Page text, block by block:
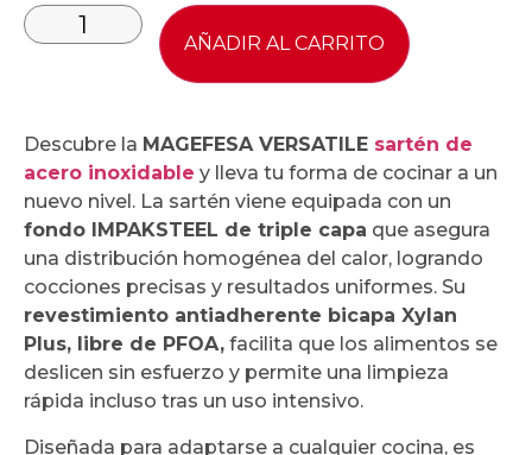
AÑADIR AL CARRITO
Descubre la MAGEFESA VERSATILE sartén de
acero inoxidable y lleva tu forma de cocinar a un
nuevo nivel. La sartén viene equipada con un
fondo IMPAKSTEEL de triple capa que asegura
una distribución homogénea del calor, logrando
cocciones precisas y resultados uniformes. Su
revestimiento antiadherente bicapa Xylan
Plus, libre de PFOA, facilita que los alimentos se
deslicen sin esfuerzo y permite una limpieza
rápida incluso tras un uso intensivo.
Diseñada para adaptarse a cualquier cocina, es